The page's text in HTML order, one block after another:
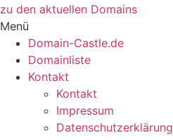
zu den aktuellen Domains​
Menü
Domain-Castle.de
Domainliste
Kontakt
Kontakt
Impressum
Datenschutzerklärung